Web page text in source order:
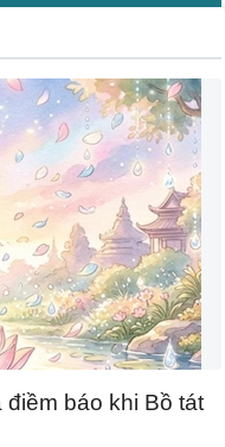
báo khi Bồ tát